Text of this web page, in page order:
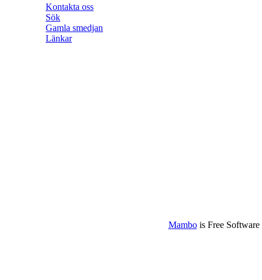
Kontakta oss
Sök
Gamla smedjan
Länkar
Mambois Free Software